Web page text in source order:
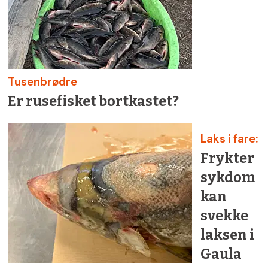
Tusenbrødre
Er rusefisket bortkastet?
Laks i fare:
Frykter
sykdom
kan
svekke
laksen i
Gaula